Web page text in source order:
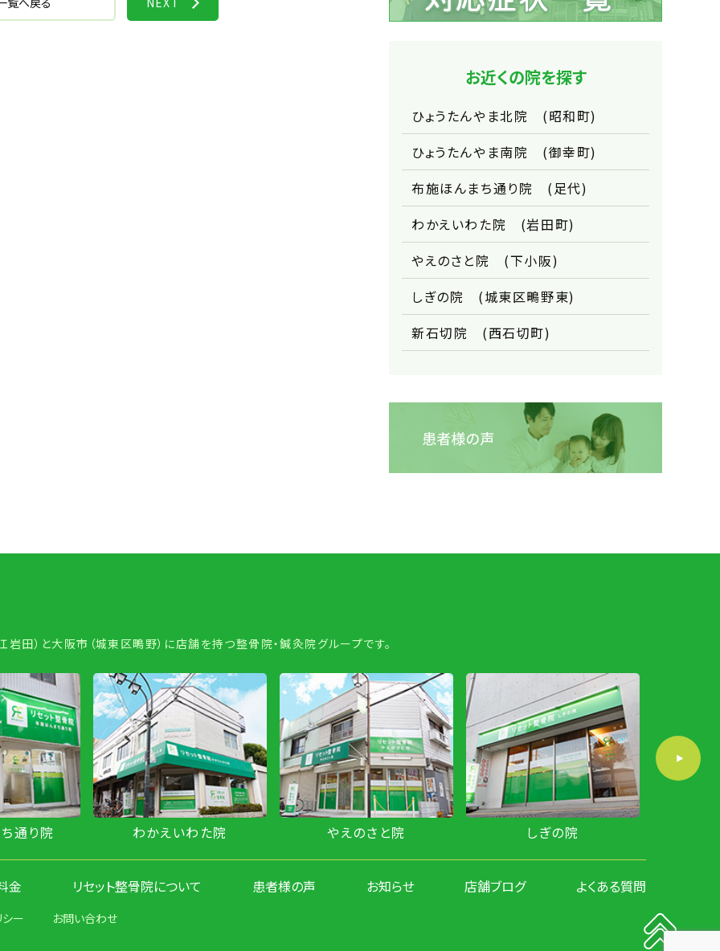
お近くの院を探す
ひょうたんやま北院 (昭和町)
ひょうたんやま南院 (御幸町)
布施ほんまち通り院 (足代)
わかえいわた院 (岩田町)
やえのさと院 (下小阪)
しぎの院 (城東区鴫野東)
新石切院 (西石切町)
岩田）と大阪市（城東区鴫野）に店舗を持つ整骨院・鍼灸院グループです。
通り院 わかえいわた院 やえのさと院 しぎの院
金 リセット整骨院について 患者様の声 お知らせ 店舗ブログ よくある質問
ー お問い合わせ